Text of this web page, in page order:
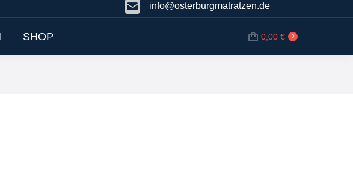
info@osterburgmatratzen.de
SHOP 0,00 € 0